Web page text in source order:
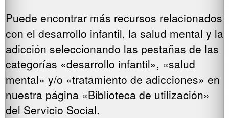
Puede encontrar más recursos relacionados
con el desarrollo infantil, la salud mental y la
adicción seleccionando las pestañas de las
categorías «desarrollo infantil», «salud
mental» y/o «tratamiento de adicciones» en
nuestra página «Biblioteca de utilización»
del Servicio Social.